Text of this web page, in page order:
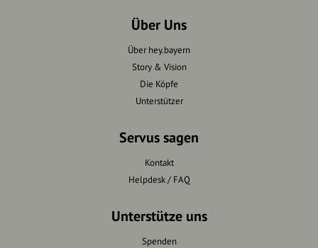
Über Uns
Über hey.bayern
Story & Vision
Die Köpfe
Unterstützer
Servus sagen
Kontakt
Helpdesk / FAQ
Unterstütze uns
Spenden